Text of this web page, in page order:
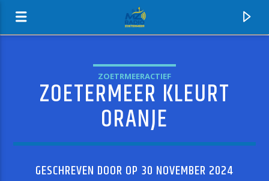
MZ-RADIO
ZOETRMEERACTIEF
ZOETERMEER KLEURT
ORANJE
GESCHREVEN DOOR OP 30 NOVEMBER 2024